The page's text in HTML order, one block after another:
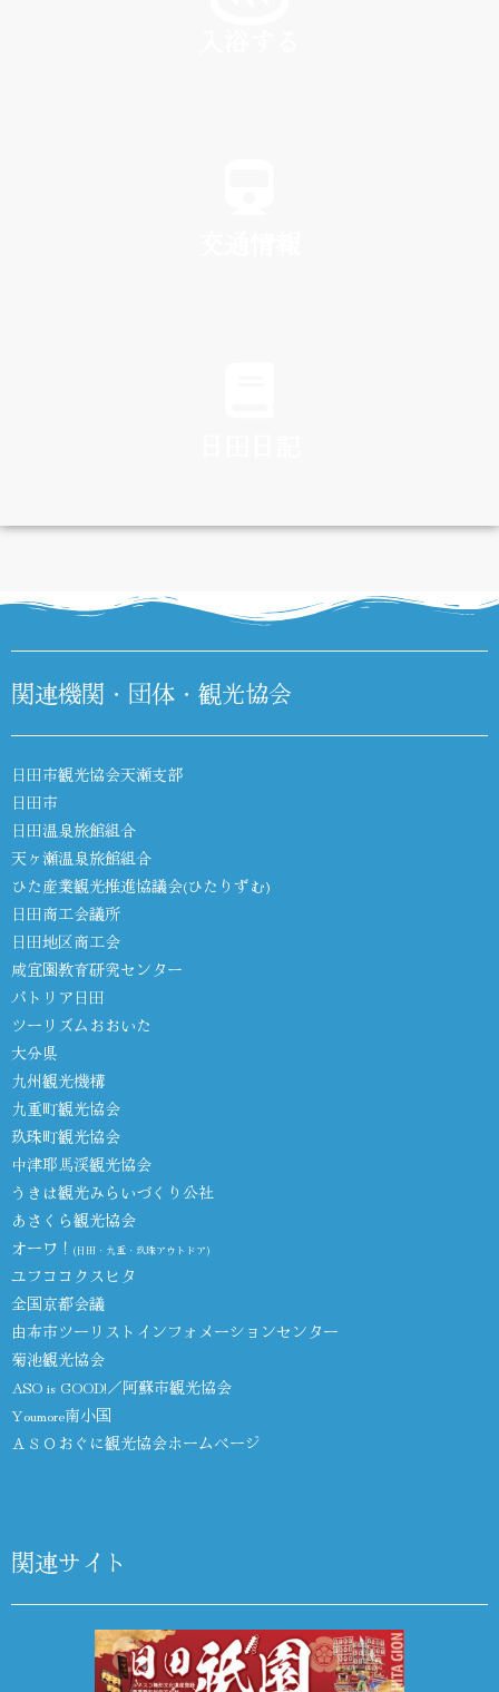
DIARY
関連機関・団体・観光協会
日田市観光協会天瀬支部
日田市
日田温泉旅館組合
天ヶ瀬温泉旅館組合
ひた産業観光推進協議会(ひたりずむ)
日田商工会議所
日田地区商工会
咸宜園教育研究センター
パトリア日田
ツーリズムおおいた
大分県
九州観光機構
九重町観光協会
玖珠町観光協会
中津耶馬渓観光協会
うきは観光みらいづくり公社
あさくら観光協会
オーワ！ (日田・九重・玖珠アウトドア)
ユフココクスヒタ
全国京都会議
由布市ツーリストインフォメーションセンター
菊池観光協会
ASO is GOOD!／阿蘇市観光協会
Youmore南小国
ＡＳＯおぐに観光協会ホームページ
関連サイト